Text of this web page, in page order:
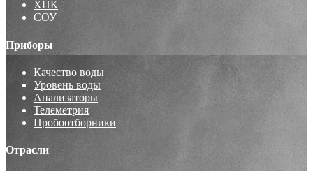
ХПК
СОУ
Приборы
Качество воды
Уровень воды
Анализаторы
Телеметрия
Пробоотборники
Отрасли